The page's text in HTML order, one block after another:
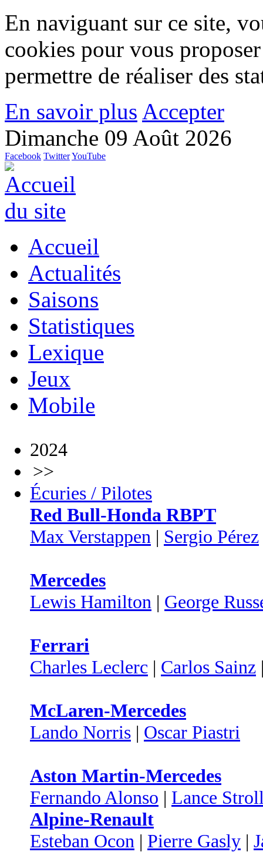
En naviguant sur ce site,
cookies pour vous
permettre de réaliser des
En savoir plus Accepter
Dimanche 09 Août 2026
Facebook TwitterYouTube
Accueil
Actualités
Saisons
Statistiques
Lexique
Jeux
Mobile
2024
>>
Écuries / Pilotes
Red Bull-Honda RBPT
Max Verstappen | Sergio Pérez
Mercedes
Lewis Hamilton | George
Ferrari
Charles Leclerc | Carlos Sainz
McLaren-Mercedes
Lando Norris | Oscar Piastri
Aston Martin-Mercedes
Fernando Alonso | Lance
Alpine-Renault
Esteban Ocon | Pierre Gasly |